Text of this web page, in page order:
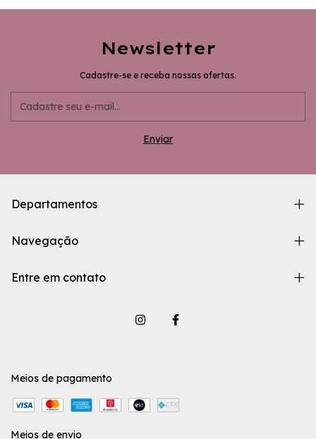
Newsletter
Cadastre-se e receba nossas ofertas.
Departamentos
Navegação
Entre em contato
Meios de pagamento
Meios de envio